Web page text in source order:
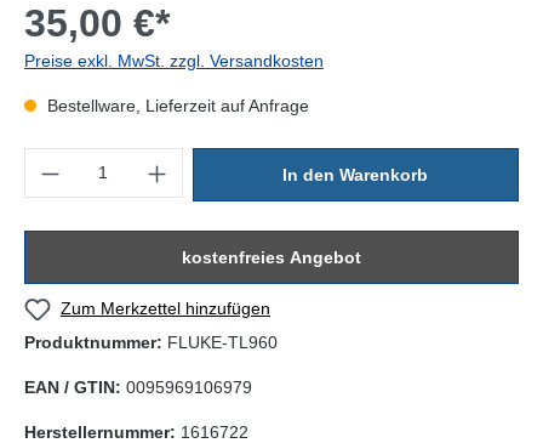
35,00 €*
Preise exkl. MwSt. zzgl. Versandkosten
Bestellware, Lieferzeit auf Anfrage
In den Warenkorb
kostenfreies Angebot
Zum Merkzettel hinzufügen
Produktnummer: FLUKE-TL960
EAN / GTIN: 0095969106979
Herstellernummer: 1616722